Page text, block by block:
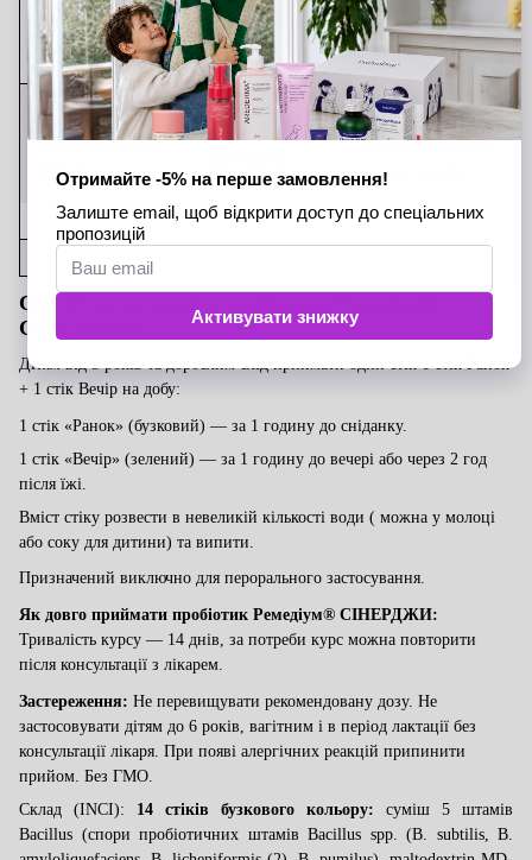
coagulans)
>6,0×109КУО
(CFU)
імуномодуляція
MD-18
Стабілізатор,
речовина
живих культур
Спосіб застосування пробіотика
СІНЕРДЖИ
Дітям від 3 років та дорослим слід приймати один стік 1 стік Ранок
+ 1 стік Вечір на добу:
1 стік «Ранок» (бузковий) — за 1 годину до сніданку.
1 стік «Вечір» (зелений) — за 1 годину до вечері або через 2 год
після їжі.
Вміст стіку розвести в невеликій кількості води ( можна у молоці
або соку для дитини) та випити.
Призначений виключно для перорального застосування.
Як довго приймати пробіотик Ремедіум® СІНЕРДЖИ:
Тривалість курсу — 14 днів , за потреби курс можна повторити
після консультації з лікарем.
Застереження: Не перевищувати рекомендовану дозу. Не
застосовувати дітям до 6 років, вагітним і в період лактації без
консультації лікаря. При появі алергічних реакцій припинити
прийом. Без ГМО.
Склад (INCI): 14 стіків бузкового кольору: суміш 5 штамів
Bacillus (спори пробіотичних штамів Bacillus spp. (B. subtilis, B.